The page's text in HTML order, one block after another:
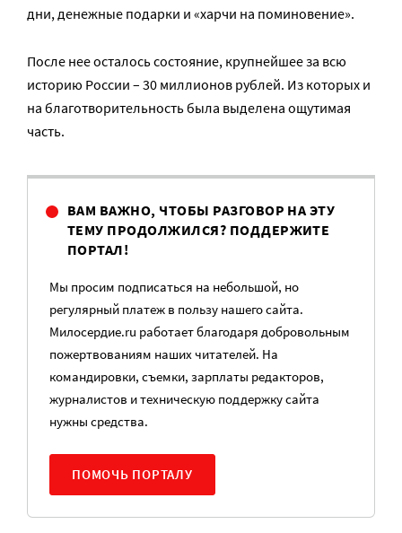
дни, денежные подарки и «харчи на поминовение».
После нее осталось состояние, крупнейшее за всю
историю России – 30 миллионов рублей. Из которых и
на благотворительность была выделена ощутимая
часть.
ВАМ ВАЖНО, ЧТОБЫ РАЗГОВОР НА ЭТУ
ТЕМУ ПРОДОЛЖИЛСЯ? ПОДДЕРЖИТЕ
ПОРТАЛ!
Мы просим подписаться на небольшой, но
регулярный платеж в пользу нашего сайта.
Милосердие.ru работает благодаря добровольным
пожертвованиям наших читателей. На
командировки, съемки, зарплаты редакторов,
журналистов и техническую поддержку сайта
нужны средства.
ПОМОЧЬ ПОРТАЛУ